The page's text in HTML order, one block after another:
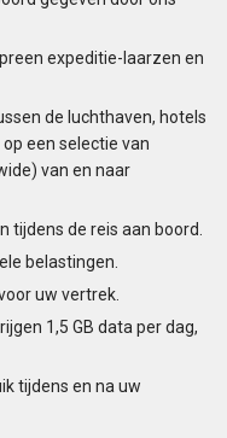
expeditie-laarzen en
de luchthaven, hotels
een selectie van
van en naar
tijdens de reis aan boord.
belastingen.
uw vertrek.
1,5 GB data per dag,
tijdens en na uw